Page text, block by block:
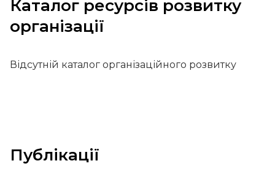
Каталог ресурсів розвитку
організації
Відсутній каталог організаційного розвитку
Публікації